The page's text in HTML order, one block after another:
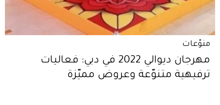
منوّعات
مهرجان ديوالي 2022 في دبي: فعاليات
ترفيهية متنوّعة وعروض مميّزة